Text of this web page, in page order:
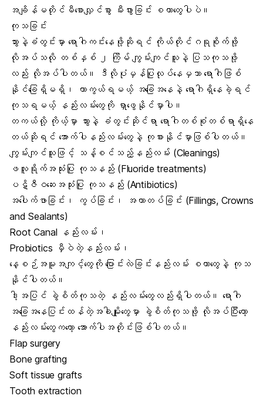
အချိန်မတိုင်မီစောလျှင်စွာ မီးဖွားခြင်း စတာတွေပါပဲ။
ကုသခြင်း
သွားနဲ့ခံတွင်းမှာ ရောဂါကင်းနေဖို့ဆိုရင် ကိုယ်တိုင်ဂရုစိုက်ဖို့
လိုအပ်သလို တစ်နှစ် ၂ ကြိမ် ကျွမ်းကျင်သူနဲ့ ပြသကုသဖို့
လည်း လိုအပ်ပါတယ်။ ဒီလိုပုံမှန်ပြုလုပ်နေမှသာ ရောဂါဖြစ်
နိုင်ခြေရှိမရှိ၊ ကာကွယ်ရမယ့် အခြေအနေနဲ့ ရောဂါရှိနေခဲ့ရင်
ကုသရမယ့် နည်းလမ်းတွေကို ရှာဖွေနိုင်မှာပါ။
တကယ်လို့ ကိုယ့်မှာ သွားနဲ့ ခံတွင်းဆိုင်ရာ ရောဂါတစ်စုံတစ်ရာရှိနေ
တယ်ဆိုရင် အောက်ပါနည်းလမ်းတွေနဲ့ ကုစားနိုင်မှာဖြစ်ပါတယ်။
ကျွမ်းကျင်သူဖြင့် သန့်စင်သည့်နည်းလမ်း (Cleanings)
ဖလူရိုက်အသုံးပြု ကုသနည်း (Fluoride treatments)
ပဋိဇီဝဆေးအသုံးပြု ကုသနည်း (Antibiotics)
အပေါက်ဖာခြင်း၊ ကွပ်ခြင်း၊ အကာတပ်ခြင်း (Fillings, Crowns
and Sealants)
Root Canal နည်းလမ်း၊
Probiotics မှီဝဲတဲ့နည်းလမ်း၊
နေ့စဉ်အမူအကျင့်တွေကို ပြောင်းလဲခြင်းနည်းလမ်း စတာတွေနဲ့ ကုသ
နိုင်ပါတယ်။
ဒါ့အပြင် ခွဲစိတ်ကုသတဲ့ နည်းလမ်းတွေလည်းရှိပါတယ်။ ရောဂါ
အခြေအနေပြင်းထန်တဲ့အခါမျိုးတွေမှာ ခွဲစိတ်ကုသဖို့ လိုအပ်ပြီးတော့
နည်းလမ်းတွေကတော့ အောက်ပါအတိုင်းဖြစ်ပါတယ်။
Flap surgery
Bone grafting
Soft tissue grafts
Tooth extraction